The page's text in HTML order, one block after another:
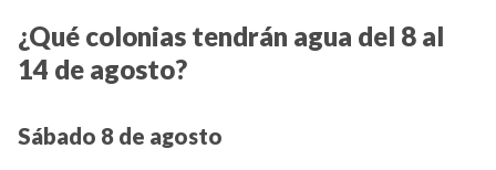
¿Qué colonias tendrán agua del 8 al
14 de agosto?
Sábado 8 de agosto